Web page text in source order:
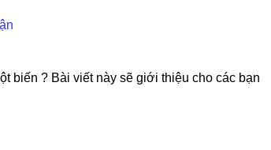
biến ? Bài viết này sẽ giới thiệu cho các bạn